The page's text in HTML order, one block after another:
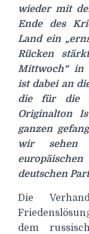
wieder mit
Ende des
Land ein
Rücken
Mittwoch“ in
ist dabei an
die für die
Originalton
ganzen
wir sehen
deutschen
Die
dem